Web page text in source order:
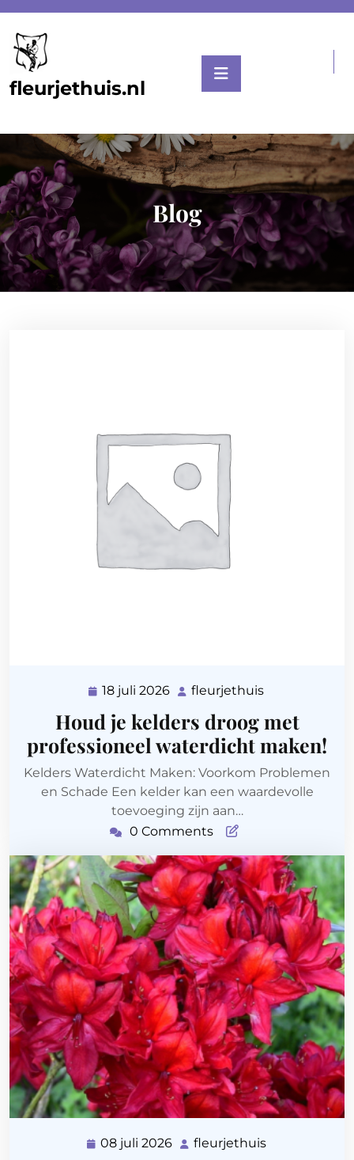
content
fleurjethuis.nl
Blog
18 juli 2026 18
2026
fleurjethuis
Houd je kelders droog met
professioneel waterdicht maken!
Kelders Waterdicht Maken: Voorkom Problemen
en Schade Een kelder kan een waardevolle
toevoeging zijn aan…
0 Comments
08 juli 2026 08 fleurjethuis